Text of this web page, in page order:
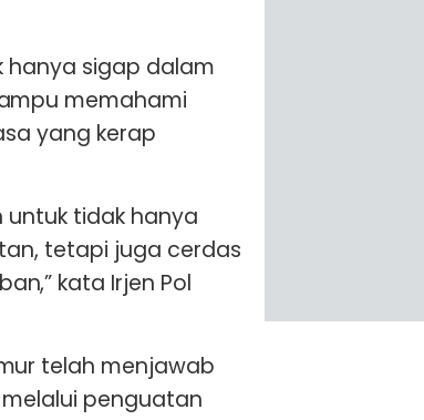
hanya sigap dalam
memahami
yang kerap
untuk tidak hanya
tetapi juga cerdas
kata Irjen Pol
telah menjawab
penguatan